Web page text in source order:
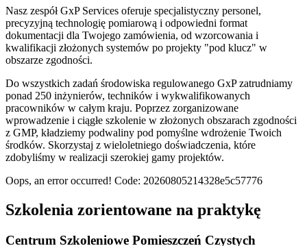
Nasz zespół GxP Services oferuje specjalistyczny personel,
precyzyjną technologię pomiarową i odpowiedni format
dokumentacji dla Twojego zamówienia, od wzorcowania i
kwalifikacji złożonych systemów po projekty "pod klucz" w
obszarze zgodności.
Do wszystkich zadań środowiska regulowanego GxP zatrudniamy
ponad 250 inżynierów, techników i wykwalifikowanych
pracowników w całym kraju. Poprzez zorganizowane
wprowadzenie i ciągłe szkolenie w złożonych obszarach zgodności
z GMP, kładziemy podwaliny pod pomyślne wdrożenie Twoich
środków. Skorzystaj z wieloletniego doświadczenia, które
zdobyliśmy w realizacji szerokiej gamy projektów.
Oops, an error occurred! Code: 20260805214328e5c57776
Szkolenia zorientowane na praktykę
Centrum Szkoleniowe Pomieszczeń Czystych